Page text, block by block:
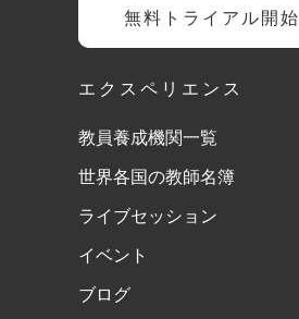
無料トライアル開始
エクスペリエンス
教員養成機関一覧
世界各国の教師名簿
ライブセッション
イベント
ブログ